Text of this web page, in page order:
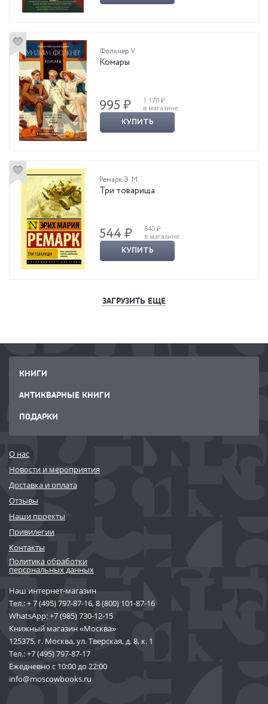
Фолкнер У.
Комары
995 ₽
1 170 ₽
в магазине
КУПИТЬ
Ремарк Э. М.
Три товарища
544 ₽
640 ₽
в магазине
КУПИТЬ
ЗАГРУЗИТЬ ЕЩЕ
КНИГИ
АНТИКВАРНЫЕ КНИГИ
ПОДАРКИ
О нас
Новости и мероприятия
Доставка и оплата
Отзывы
Наши проекты
Привилегии
Контакты
Политика обработки
персональных данных
Наш интернет-магазин
Тел.:+ 7 (495) 797-87-16,8 (800) 101-87-16
WhatsApp:+7 (985) 730-12-15
Книжный магазин «Москва»
125375, г. Москва, ул. Тверская, д. 8, к. 1
Тел.:+7 (495) 797-87-17
Ежедневно с 10:00 до 22:00
info@moscowbooks.ru